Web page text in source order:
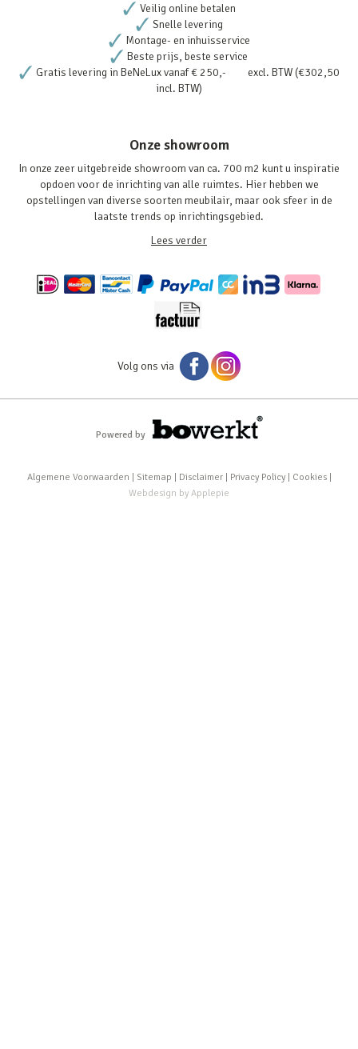
Veilig online betalen
Snelle levering
Montage- en inhuisservice
Beste prijs, beste service
Gratis levering in BeNeLux vanaf € 250,- excl. BTW (€302,50
incl. BTW)
Onze showroom
In onze zeer uitgebreide showroom van ca. 700 m2 kunt u inspiratie
opdoen voor de inrichting van alle ruimtes. Hier hebben we
opstellingen van diverse soorten meubilair, maar ook sfeer in de
laatste trends op inrichtingsgebied.
Lees verder
Volg ons via
Powered by
Algemene Voorwaarden | Sitemap | Disclaimer| Privacy Policy| Cookies|
Webdesign by Applepie